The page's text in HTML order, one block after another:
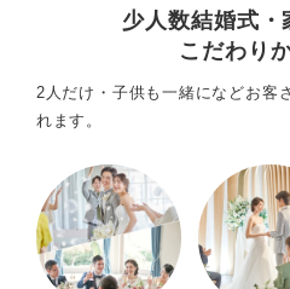
少人数結婚式・
こだわり
2人だけ・子供も一緒になどお客
れます。